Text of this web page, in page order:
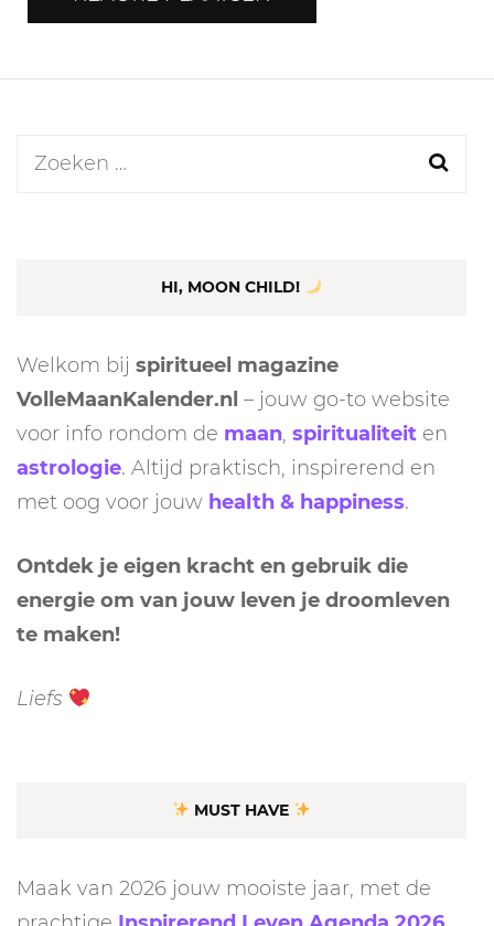
Zoeken
HI, MOON CHILD!
Welkom bij spiritueel magazine
VolleMaanKalender.nl – jouw go-to website
voor info rondom de maan, spiritualiteit en
astrologie. Altijd praktisch, inspirerend en
met oog voor jouw health & happiness.
Ontdek je eigen kracht en gebruik die
energie om van jouw leven je droomleven
te maken!
Liefs
MUST HAVE
Maak van 2026 jouw mooiste jaar, met de